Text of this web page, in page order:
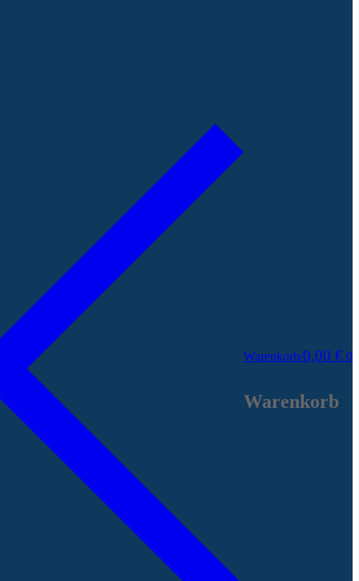
Warenkorb/0,00 € 0
Warenkorb